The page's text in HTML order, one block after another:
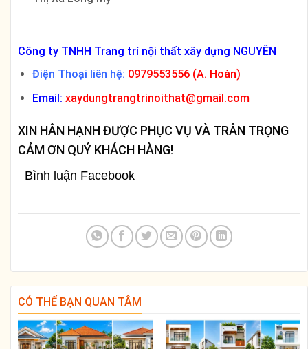
Công ty TNHH Trang trí nội thất xây dựng NGUYÊN
Điện Thoại liên hệ: 0979553556 (A. Hoàn)
Email: xaydungtrangtrinoithat@gmail.com
XIN HÂN HẠNH ĐƯỢC PHỤC VỤ VÀ TRÂN TRỌNG
CẢM ƠN QUÝ KHÁCH HÀNG!
Bình luận Facebook
CÓ THỂ BẠN QUAN TÂM